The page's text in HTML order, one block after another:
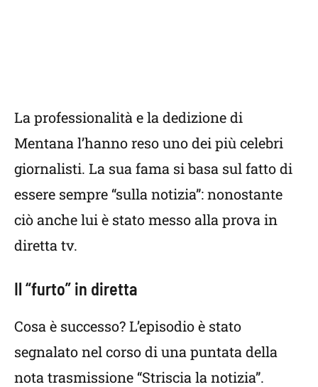
La professionalità e la dedizione di
Mentana l’hanno reso uno dei più celebri
giornalisti. La sua fama si basa sul fatto di
essere sempre “sulla notizia”: nonostante
ciò anche lui è stato messo alla prova in
diretta tv.
Il “furto” in diretta
Cosa è successo? L’episodio è stato
segnalato nel corso di una puntata della
nota trasmissione “Striscia la notizia”.